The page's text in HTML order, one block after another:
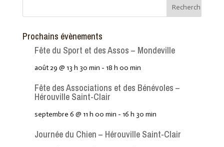
Prochains évènements
Fête du Sport et des Assos – Mondeville
août 29 @ 13 h 30 min - 18 h 00 min
Fête des Associations et des Bénévoles –
Hérouville Saint-Clair
septembre 6 @ 11 h 00 min - 16 h 30 min
Journée du Chien – Hérouville Saint-Clair